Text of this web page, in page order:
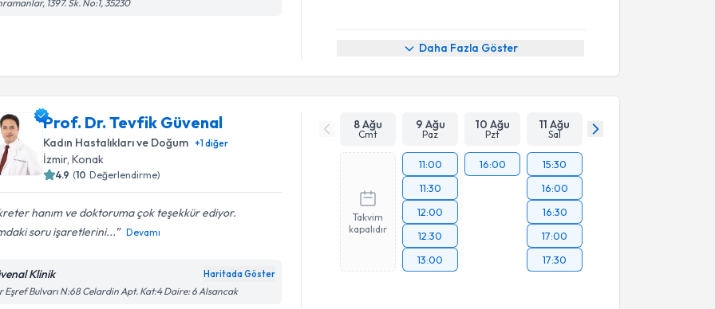
1397. Sk. No:1, 35230
Daha Fazla Göster
Prof. Dr. Tevfik Güvenal
Kadın Hastalıkları ve Doğum +1diğer
İzmir, Konak
4.9 (10 Değerlendirme)
hanım ve doktoruma çok teşekkür ediyor.
soru işaretlerini...
Devamı
Klinik Haritada Göster
Eşref Bulvarı N:68 Celardin Apt. Kat:4 Daire: 6 Alsancak
8 Ağu
Cmt
9 Ağu
Paz
10 Ağu
Pzt
11 Ağu
Sal
Takvim
kapalıdır
11:00
11:30
12:00
12:30
13:00
16:00
15:30
16:00
16:30
17:00
17:30